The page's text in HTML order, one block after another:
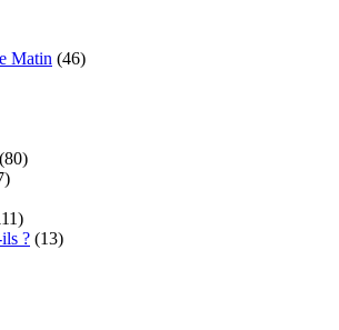
Matin (46)
(80)
? (13)